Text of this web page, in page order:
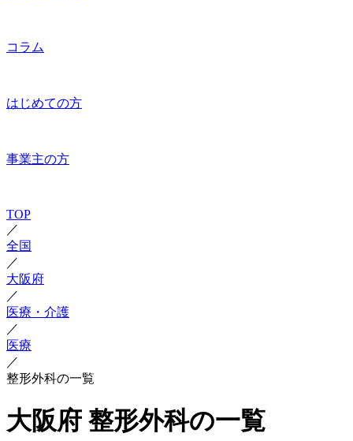
コラム
はじめての方
事業主の方
TOP
／
全国
／
大阪府
／
医療・介護
／
医療
／
整形外科の一覧
大阪府 整形外科の一覧